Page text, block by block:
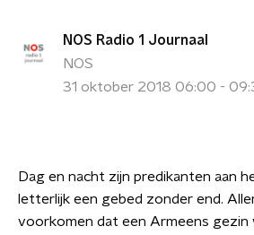
NOS Radio 1 Journaal
NOS
31 oktober 2018 06:00 -
Dag en nacht zijn predikanten aan
letterlijk een gebed zonder end.
voorkomen dat een Armeens